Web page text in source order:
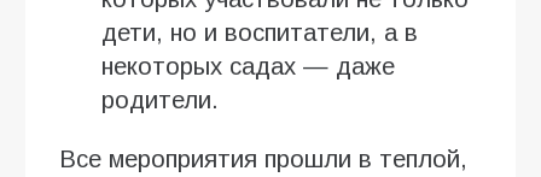
дети, но и воспитатели, а в
некоторых садах — даже
родители.
Все мероприятия прошли в теплой,